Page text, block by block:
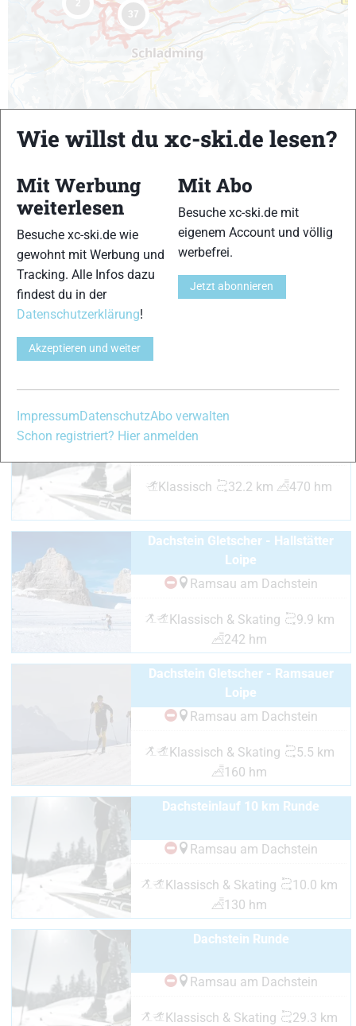
37
SUCHERGEBNISSE
42Ergebnisse gefunden
Burglehner Schleife (K-K)
Dachstein Classic
Klassisch 32.2 km 470 hm
Dachstein Gletscher - Hallstätter
Loipe
Ramsau am Dachstein
Klassisch & Skating
9.9 km
242 hm
Dachstein Gletscher - Ramsauer
Loipe
Ramsau am Dachstein
Klassisch & Skating
5.5 km
160 hm
Dachsteinlauf 10 km Runde
Ramsau am Dachstein
Klassisch & Skating
10.0 km
130 hm
Dachstein Runde
Ramsau am Dachstein
Klassisch & Skating
29.3 km
Wie willst du xc-ski.de lesen?
Mit Werbung
weiterlesen
Besuche xc-ski.de wie
gewohnt mit Werbung und
Tracking. Alle Infos dazu
findest du in der
Datenschutzerklärung!
Akzeptieren und weiter
Mit Abo
Besuche xc-ski.de mit
eigenem Account und völlig
werbefrei.
Jetzt abonnieren
Impressum DatenschutzAbo verwalten
Schon registriert? Hier anmelden